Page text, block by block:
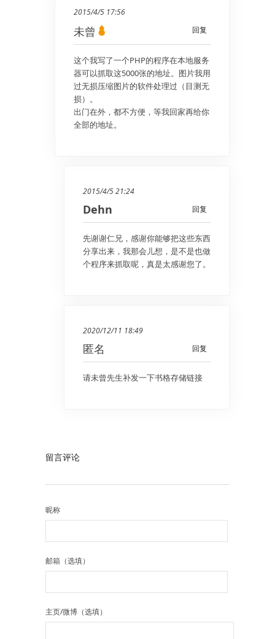
2015/4/5 17:56
回复
未曾
这个我写了一个PHP的程序在本地服务
器可以抓取这5000张的地址。图片我用
过无损压缩图片的软件处理过（目测无
损）。
出门在外，都不方便，等我回家再给你
全部的地址。
2015/4/5 21:24
回复
Dehn
先谢谢仁兄，感谢你能够把这些东西
分享出来，我那会儿想，是不是也做
个程序来抓取呢，真是太感谢您了。
2020/12/11 18:49
回复
匿名
请未曾先生补发一下书格存储链接
留言评论
昵称
邮箱（选填）
主页/微博（选填）